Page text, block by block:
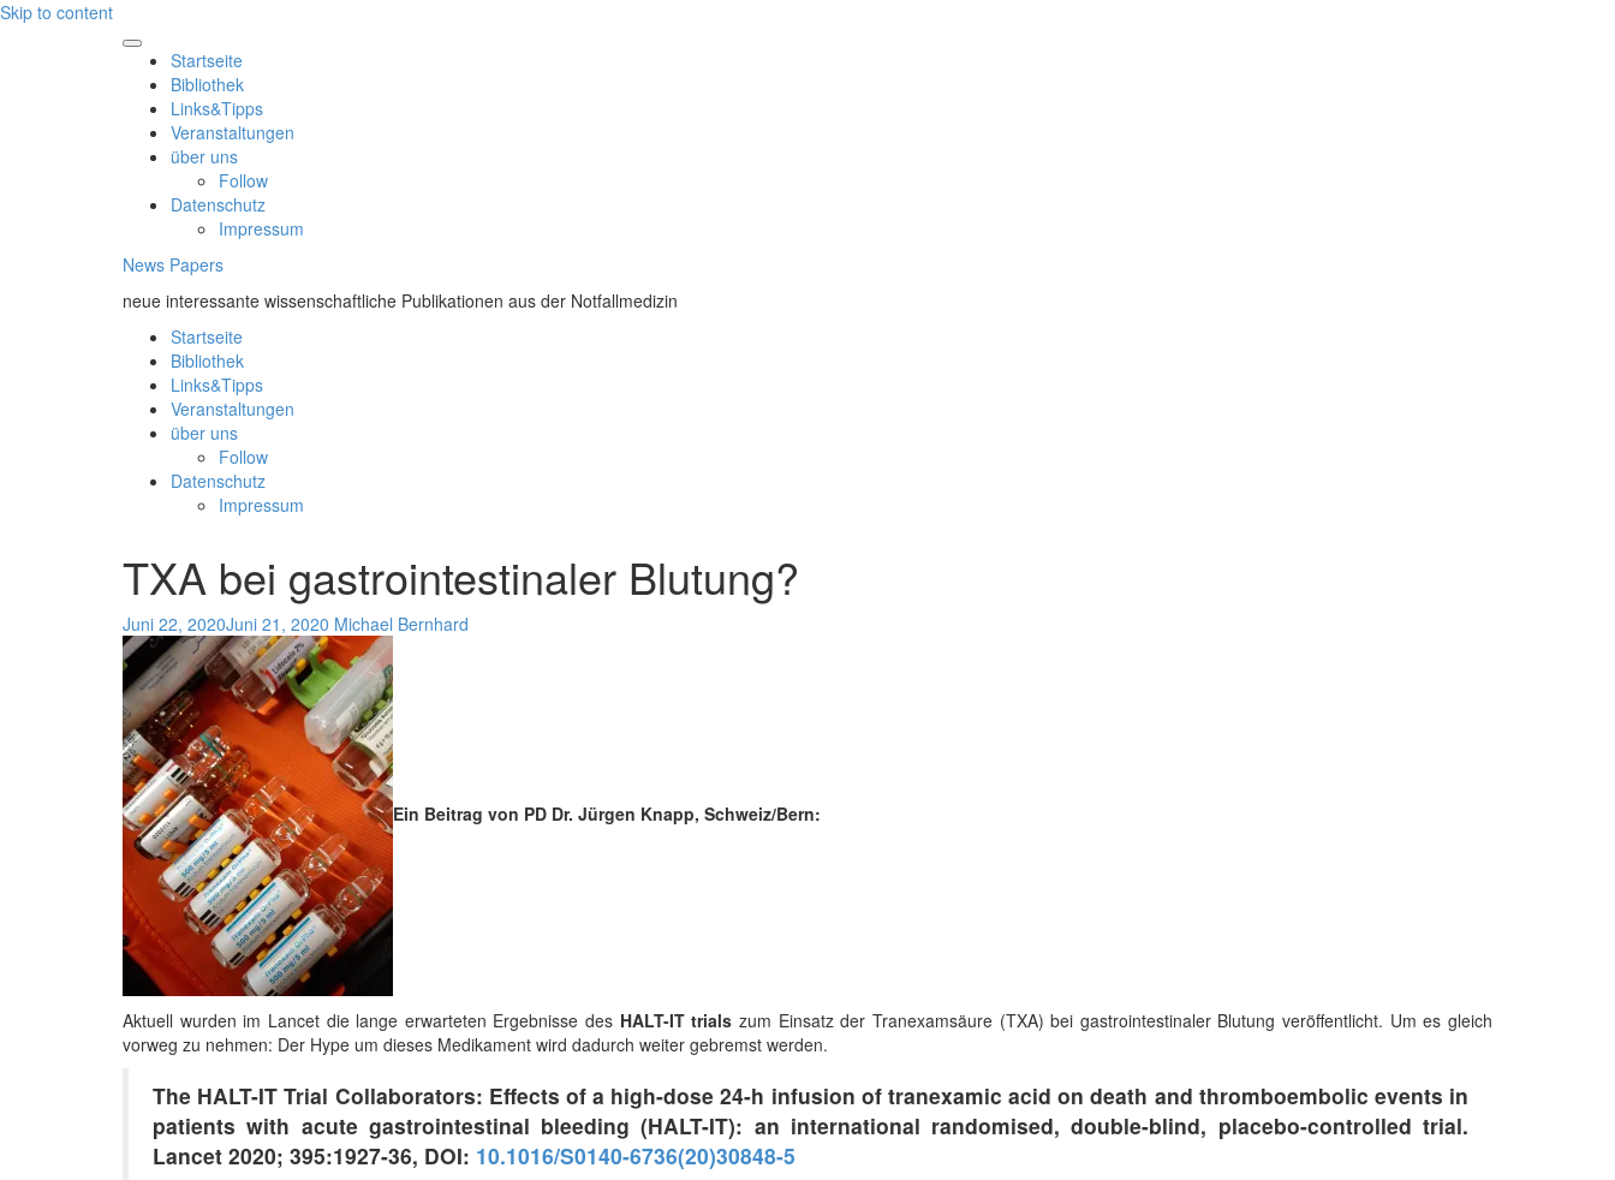
Skip to content
Startseite
Bibliothek
Links&Tipps
Veranstaltungen
über uns
Follow
Datenschutz
Impressum
News Papers
neue interessante wissenschaftliche Publikationen aus der Notfallmedizin
Startseite
Bibliothek
Links&Tipps
Veranstaltungen
über uns
Follow
Datenschutz
Impressum
TXA bei gastrointestinaler Blutung?
Juni 22, 2020Juni 21, 2020 Michael Bernhard
Ein Beitrag von PD Dr. Jürgen Knapp, Schweiz/Bern:
Aktuell wurden im Lancet die lange erwarteten Ergebnisse des HALT-IT trials zum Einsatz der Tranexamsäure (TXA) bei gastrointestinaler Blutung veröffentlicht. Um es gleich
vorweg zu nehmen: Der Hype um dieses Medikament wird dadurch weiter gebremst werden.
The HALT-IT Trial Collaborators: Effects of a high-dose 24-h infusion of tranexamic acid on death and thromboembolic events in
patients with acute gastrointestinal bleeding (HALT-IT): an international randomised, double-blind, placebo-controlled trial.
Lancet 2020; 395:1927-36, DOI: 10.1016/S0140-6736(20)30848-5